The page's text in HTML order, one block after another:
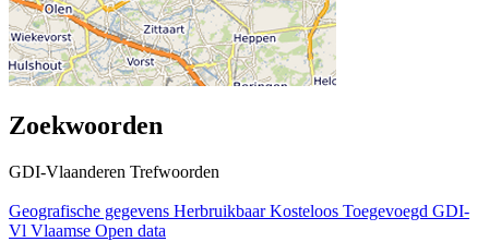
Zoekwoorden
GDI-Vlaanderen Trefwoorden
Geografische gegevens Herbruikbaar Kosteloos Toegevoegd GDI-
Vl Vlaamse Open data